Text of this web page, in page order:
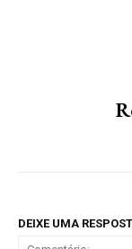
DEIXE UMA